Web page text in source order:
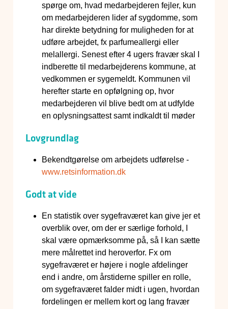
spørge om, hvad medarbejderen fejler, kun
om medarbejderen lider af sygdomme, som
har direkte betydning for muligheden for at
udføre arbejdet, fx parfumeallergi eller
melallergi. Senest efter 4 ugers fravær skal I
indberette til medarbejderens kommune, at
vedkommen er sygemeldt. Kommunen vil
herefter starte en opfølgning op, hvor
medarbejderen vil blive bedt om at udfylde
en oplysningsattest samt indkaldt til møder
Lovgrundlag
Bekendtgørelse om arbejdets udførelse -
www.retsinformation.dk
Godt at vide
En statistik over sygefraværet kan give jer et
overblik over, om der er særlige forhold, I
skal være opmærksomme på, så I kan sætte
mere målrettet ind heroverfor. Fx om
sygefraværet er højere i nogle afdelinger
end i andre, om årstiderne spiller en rolle,
om sygefraværet falder midt i ugen, hvordan
fordelingen er mellem kort og lang fravær